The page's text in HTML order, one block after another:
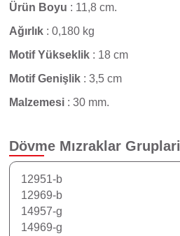
Ürün Boyu : 11,8 cm.
Ağırlık :0,180 kg
Motif Yükseklik : 18 cm
Motif Genişlik :3,5 cm
Malzemesi :30 mm.
Dövme Mızraklar Gruplari
12951-b
12969-b
14957-g
14969-g